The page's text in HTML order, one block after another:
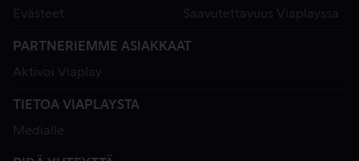
Evästeet
Saavutettavuus Viaplayssa
PARTNERIEMME ASIAKKAAT
Aktivoi Viaplay
TIETOA VIAPLAYSTA
Medialle